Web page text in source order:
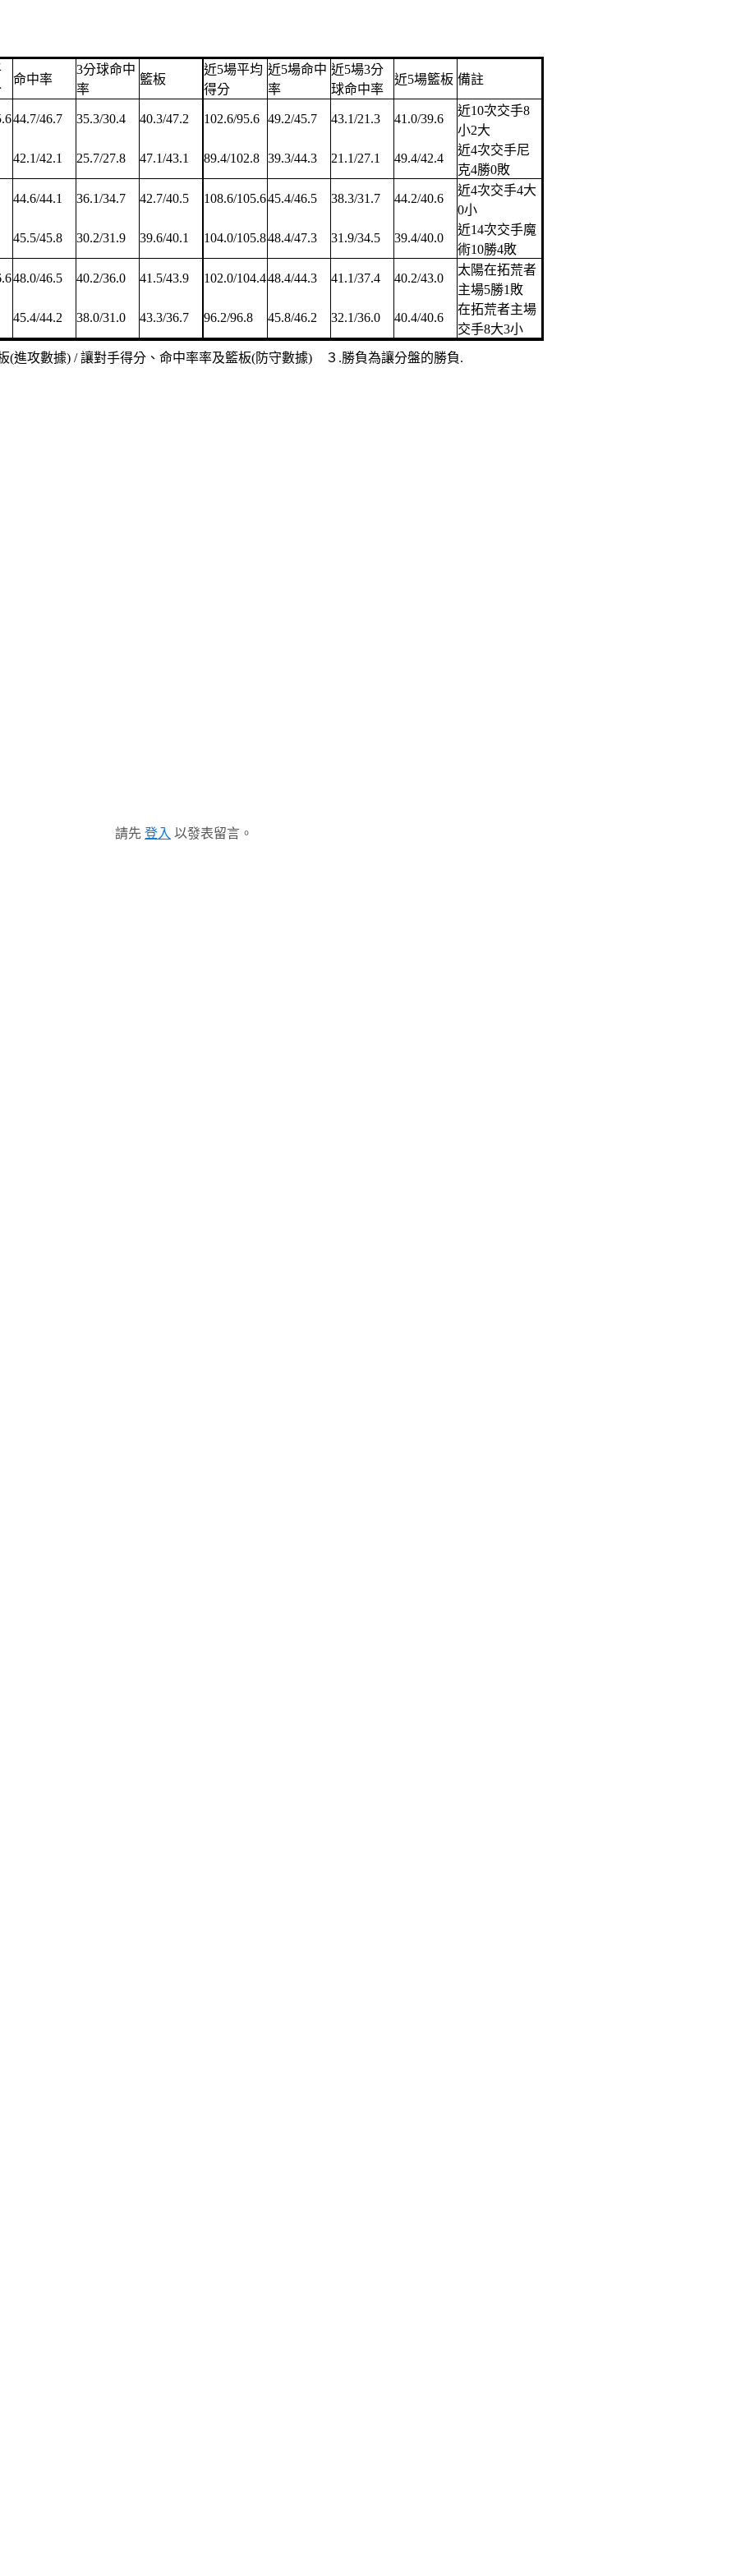
命中率
3分球命中
率
籃板
近5場平均
得分
近5場命中
率
近5場3分
球命中率
近5場籃板 備註
44.7/46.7 35.3/30.4 40.3/47.2 102.6/95.6 49.2/45.7 43.1/21.3 41.0/39.6
近10次交手8
小2大
42.1/42.1
25.7/27.8 47.1/43.1 89.4/102.8 39.3/44.3 21.1/27.1 49.4/42.4
近4次交手尼
克4勝0敗
44.6/44.1 36.1/34.7 42.7/40.5 108.6/105.645.4/46.5 38.3/31.7 44.2/40.6
近4次交手4大
0小
45.5/45.8
30.2/31.9 39.6/40.1 104.0/105.848.4/47.3 31.9/34.5 39.4/40.0
近14次交手魔
術10勝4敗
48.0/46.5 40.2/36.0 41.5/43.9 102.0/104.448.4/44.3 41.1/37.4 40.2/43.0
太陽在拓荒者
主場5勝1敗
45.4/44.2
38.0/31.0 43.3/36.7 96.2/96.8 45.8/46.2 32.1/36.0 40.4/40.6
在拓荒者主場
交手8大3小
攻數據) / 讓對手得分、命中率率及籃板(防守數據) ３.勝負為讓分盤的勝負.
請先 登入 以發表留言。